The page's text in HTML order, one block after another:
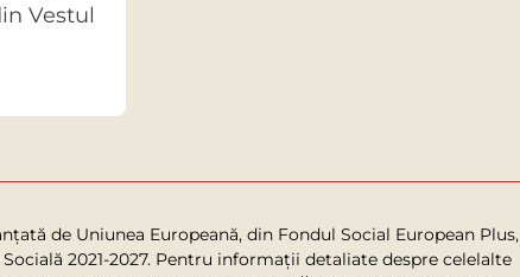
Vestul
de Uniunea Europeană, din Fondul Social European Plus,
2021-2027. Pentru informații detaliate despre celelalte